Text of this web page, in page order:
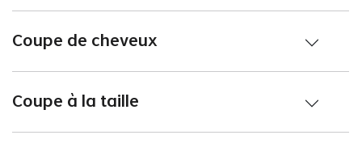
Coupe de cheveux
Coupe à la taille